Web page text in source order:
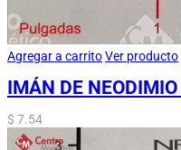
Agregar a carritoVer producto
IMÁN DE
$ 7.54